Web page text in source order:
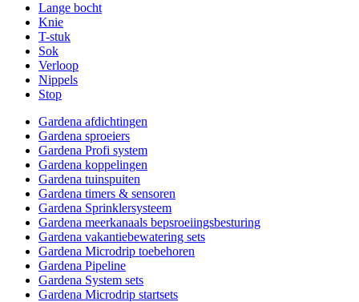
Lange bocht
Knie
T-stuk
Sok
Verloop
Nippels
Stop
Gardena afdichtingen
Gardena sproeiers
Gardena Profi system
Gardena koppelingen
Gardena tuinspuiten
Gardena timers & sensoren
Gardena Sprinklersysteem
Gardena meerkanaals bepsroeiingsbesturing
Gardena vakantiebewatering sets
Gardena Microdrip toebehoren
Gardena Pipeline
Gardena System sets
Gardena Microdrip startsets